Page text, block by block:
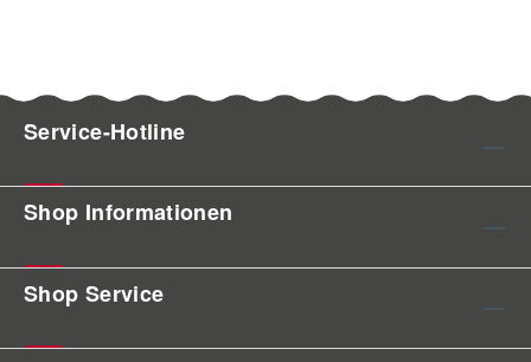
Service-Hotline
Shop Informationen
Shop Service